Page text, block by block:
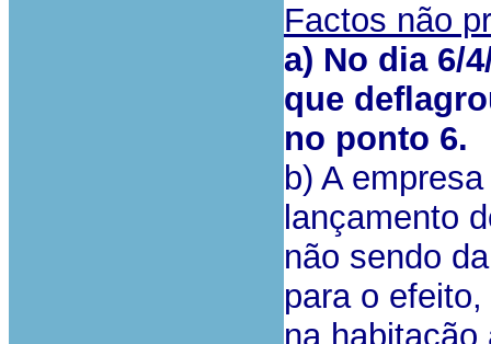
Factos não
a) No dia 6/
que
no ponto 6.
b) A
lançamento
não sendo
para o
na